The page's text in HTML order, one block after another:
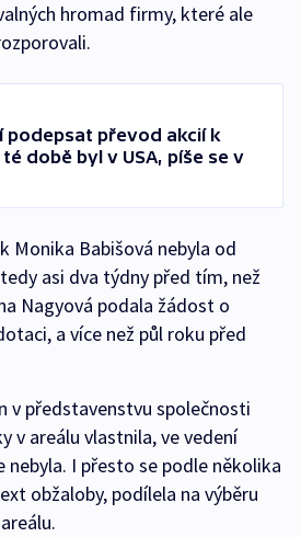
hromad firmy, které ale
podepsat převod akcií k
té době byl v USA, píše se v
Monika Babišová nebyla od
asi dva týdny před tím, než
Nagyová podala žádost o
a více než půl roku před
v představenstvu společnosti
v areálu vlastnila, ve vedení
nebyla. I přesto se podle několika
obžaloby, podílela na výběru